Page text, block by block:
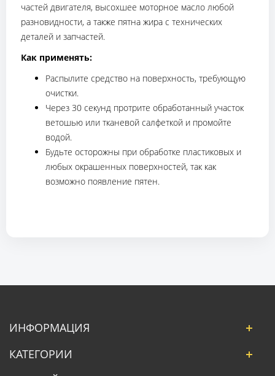
частей двигателя, высохшее моторное масло любой
разновидности, а также пятна жира с технических
деталей и запчастей.
Как применять:
Распылите средство на поверхность, требующую
очистки.
Через 30 секунд протрите обработанный участок
ветошью или тканевой салфеткой и промойте
водой.
Будьте осторожны при обработке пластиковых и
любых окрашенных поверхностей, так как
возможно появление пятен.
ИНФОРМАЦИЯ
КАТЕГОРИИ